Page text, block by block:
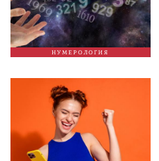
НУМЕРОЛОГИЯ